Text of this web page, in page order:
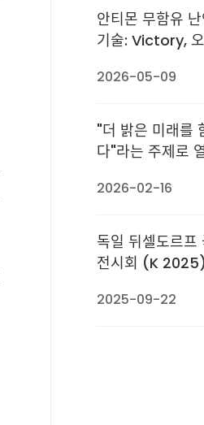
안티몬 무함유
기술: Victory,
2026-05-09
"더 밝은 미래를
다"라는 주제로
발전의 새로운 장
2026-02-16
독일 뒤셀도르프
전시회 (K 2025)
2025-09-22